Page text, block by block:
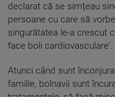
declarat că se simțeau
persoane cu care să
singurătatea le-a crescut
face boli cardiovasculare'.
Atunci când sunt
familie, bolnavii sunt